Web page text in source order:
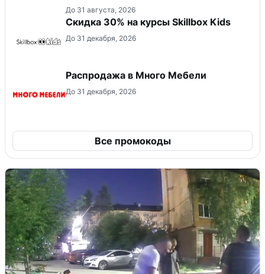
До 31 августа, 2026
Скидка 30% на курсы Skillbox Kids
До 31 декабря, 2026
Распродажа в Много Мебели
До 31 декабря, 2026
Все промокоды